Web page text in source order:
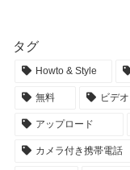
タグ
Howto & Style
無料 ビデオ
アップロード
カメラ付き携帯電話